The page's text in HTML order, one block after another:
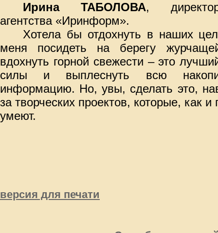
Ирина ТАБОЛОВА,
агентства «Иринформ».
Хотела бы отдохнуть в наших
меня посидеть на берегу
вдохнуть горной свежести – это
силы и выплеснуть всю
информацию. Но, увы, сделать это,
за творческих проектов, которые, как
умеют.
версия для печати